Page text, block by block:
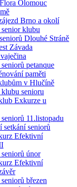
Olomouc
Brno a okolí
klubu
Dlouhé Stráně
Závada
petanque
paměti
v Hlučíně
senioru
Exkurze u
11.listopadu
setkání seniorů
Efektivní
únor
Efektivní
březen